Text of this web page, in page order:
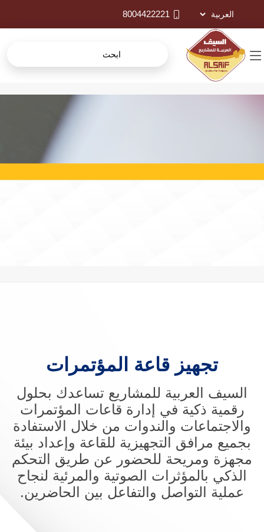
تجهيز قاعة المؤتمرات
السيف العربية للمشاريع تساعدك بحلول
رقمية ذكية في إدارة قاعات المؤتمرات
والاجتماعات والندوات من خلال الاستفادة
بجميع مرافق التجهيزية للقاعة وإعداد بيئة
مجهزة ومريحة للحضور عن طريق التحكم
الذكي بالمؤثرات الصوتية والمرئية لنجاح
عملية التواصل والتفاعل بين الحاضرين.